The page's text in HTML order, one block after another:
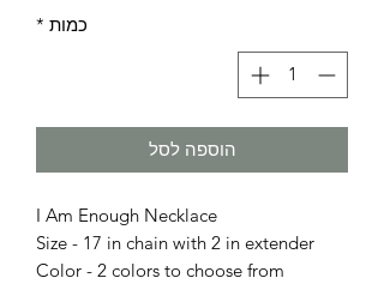
כמות *
הוספה לסל
I Am Enough Necklace
Size - 17 in chain with 2 in extender
Color - 2 colors to choose from